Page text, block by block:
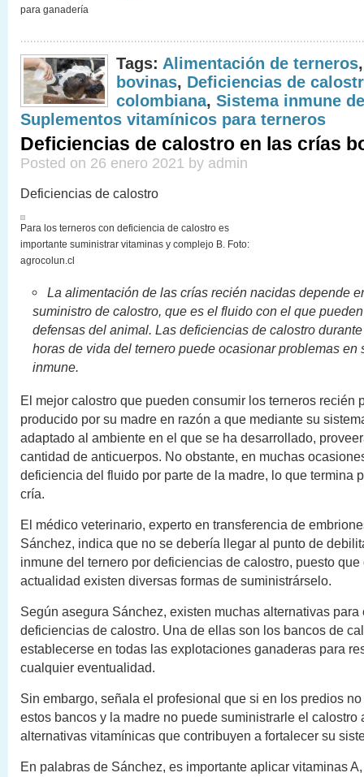
para ganadería
Tags: Alimentación de terneros
bovinas, Deficiencias de
colombiana, Sistema inmune
Suplementos vitamínicos para terneros
Deficiencias de calostro en las crías
Posted on 26 enero 2021 by admin
Deficiencias de calostro
Para los terneros con deficiencia de calostro es
importante suministrar vitaminas y complejo B. Foto:
agrocolun.cl
La alimentación de las crías recién nacidas depende
suministro de calostro, que es el fluido con el que
defensas del animal. Las deficiencias de calostro
horas de vida del ternero puede ocasionar problemas en
inmune.
El mejor calostro que pueden consumir los terneros recién
producido por su madre en razón a que mediante su
adaptado al ambiente en el que se ha desarrollado,
cantidad de anticuerpos. No obstante, en muchas
deficiencia del fluido por parte de la madre, lo que termina
cría.
El médico veterinario, experto en transferencia de
Sánchez, indica que no se debería llegar al punto de
inmune del ternero por deficiencias de calostro, puesto que
actualidad existen diversas formas de suministrárselo.
Según asegura Sánchez, existen muchas alternativas para
deficiencias de calostro. Una de ellas son los bancos de
establecerse en todas las explotaciones ganaderas para
cualquier eventualidad.
Sin embargo, señala el profesional que si en los predios
estos bancos y la madre no puede suministrarle el calostro
alternativas vitamínicas que contribuyen a fortalecer su
En palabras de Sánchez, es importante aplicar vitaminas